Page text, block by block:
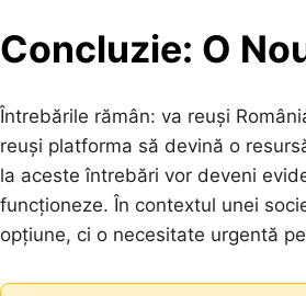
Concluzie: O
Întrebările rămân: va reuși
reuși platforma să devină o
la aceste întrebări vor deveni
funcționeze. În contextul unei
opțiune, ci o necesitate urgentă